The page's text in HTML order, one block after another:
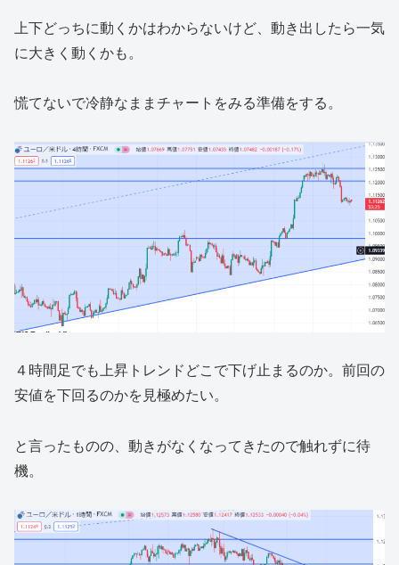
上下どっちに動くかはわからないけど、動き出したら一気
に大きく動くかも。
慌てないで冷静なままチャートをみる準備をする。
４時間足でも上昇トレンドどこで下げ止まるのか。前回の
安値を下回るのかを見極めたい。
と言ったものの、動きがなくなってきたので触れずに待
機。